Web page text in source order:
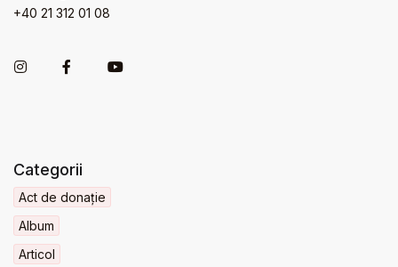
+40 21 312 01 08
Categorii
Act de donație
Album
Articol